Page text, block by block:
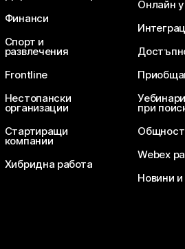
Финанси
Спорт и
развлечения
Frontline
Нестопански
организации
Стартиращи
компании
Хибридна работа
Онлайн
при
Общност
Webex
Новини